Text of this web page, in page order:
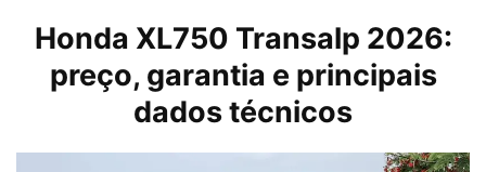
Honda XL750 Transalp 2026:
preço, garantia e principais
dados técnicos